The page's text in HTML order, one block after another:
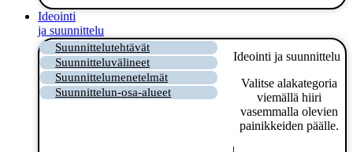
Ideointi
ja suunnittelu
Suunnittelutehtävät
Suunnitteluvälineet
Suunnittelumenetelmät
Suunnittelun-osa-alueet
Ideointi ja suunnittelu
Valitse alakategoria
viemällä hiiri
vasemmalla olevien
painikkeiden päälle.